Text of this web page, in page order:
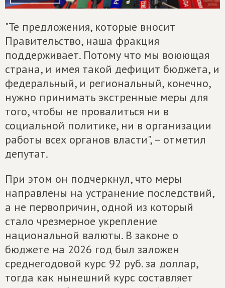
"Те предложения, которые вносит
Правительство, наша фракция
поддерживает. Потому что мы воюющая
страна, и имея такой дефицит бюджета, и
федеральный, и региональный, конечно,
нужно принимать экстренные меры для
того, чтобы не провалиться ни в
социальной политике, ни в организации
работы всех органов власти", – отметил
депутат.
При этом он подчеркнул, что меры
направлены на устранение последствий,
а не первопричин, одной из который
стало чрезмерное укрепление
национальной валюты. В законе о
бюджете на 2026 год был заложен
среднегодовой курс 92 руб. за доллар,
тогда как нынешний курс составляет